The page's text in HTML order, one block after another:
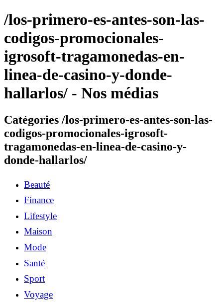
/los-primero-es-antes-son-las-
codigos-promocionales-
igrosoft-tragamonedas-en-
linea-de-casino-y-donde-
hallarlos/ - Nos médias
Catégories /los-primero-es-antes-son-las-
codigos-promocionales-igrosoft-
tragamonedas-en-linea-de-casino-y-
donde-hallarlos/
Beauté
Finance
Lifestyle
Maison
Mode
Santé
Sport
Voyage